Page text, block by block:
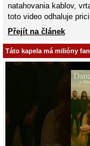
natahovania kablov,
toto video odhaluje
Přejít na článek
Táto kapela má milióny